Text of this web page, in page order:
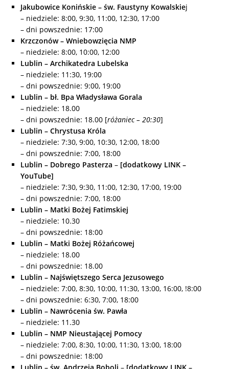
Jakubowice Konińskie – św. Faustyny Kowalskiej
– niedziele: 8:00, 9:30, 11:00, 12:30, 17:00
– dni powszednie: 17:00
Krzczonów – Wniebowzięcia NMP
– niedziele: 8:00, 10:00, 12:00
Lublin – Archikatedra Lubelska
– niedziele: 11:30, 19:00
– dni powszednie: 9:00, 19:00
Lublin – bł. Bpa Władysława Gorala
– niedziele: 18.00
– dni powszednie: 18.00 [różaniec – 20:30]
Lublin – Chrystusa Króla
– niedziele: 7:30, 9:00, 10:30, 12:00, 18:00
– dni powszednie: 7:00, 18:00
Lublin – Dobrego Pasterza – [dodatkowy LINK –
YouTube]
– niedziele: 7:30, 9:30, 11:00, 12:30, 17:00, 19:00
– dni powszednie: 7:00, 18:00
Lublin – Matki Bożej Fatimskiej
– niedziele: 10.30
– dni powszednie: 18:00
Lublin – Matki Bożej Różańcowej
– niedziele: 18.00
– dni powszednie: 18.00
Lublin – Najświętszego Serca Jezusowego
– niedziele: 7:00, 8:30, 10:00, 11:30, 13:00, 16:00, !8:00
– dni powszednie: 6:30, 7:00, 18:00
Lublin – Nawrócenia św. Pawła
– niedziele: 11.30
Lublin – NMP Nieustającej Pomocy
– niedziele: 7:00, 8:30, 10:00, 11:30, 13:00, 18:00
– dni powszednie: 18:00